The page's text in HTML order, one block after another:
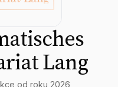
Lang
od roku 2026